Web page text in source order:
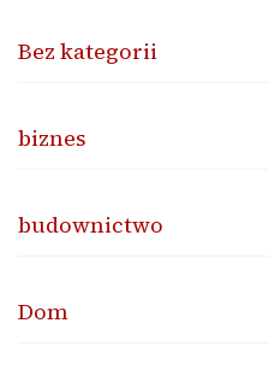
Bez kategorii
biznes
budownictwo
Dom